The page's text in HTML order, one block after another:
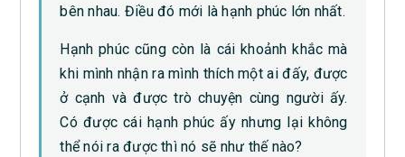
bên nhau. Điều đó mới là hạnh phúc lớn nhất.
Hạnh phúc cũng còn là cái khoảnh khắc mà
khi mình nhận ra mình thích một ai đấy, được
ở cạnh và được trò chuyện cùng người ấy.
Có được cái hạnh phúc ấy nhưng lại không
thể nói ra được thì nó sẽ như thế nào?